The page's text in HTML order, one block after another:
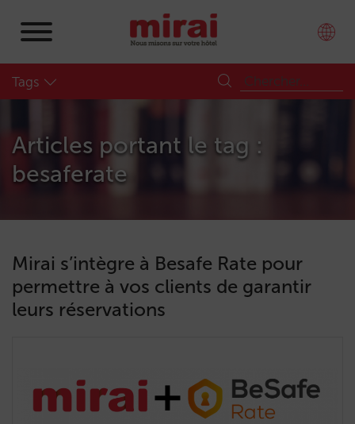
Tags
Articles portant le tag :
besaferate
Mirai s’intègre à Besafe Rate pour
permettre à vos clients de garantir
leurs réservations